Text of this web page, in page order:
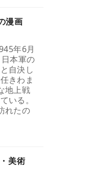
漫画
年6月
本軍の
自決し
きわま
地上戦
いる。
れたの
美術